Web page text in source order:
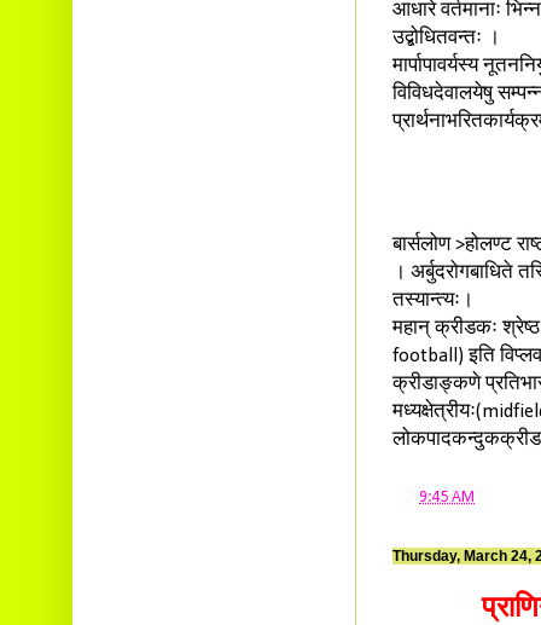
आधारे वर्तमानाः
उद्बोधितवन्तः ।
मार्पापावर्यस्य
विविधदेवालयेषु
बार्सलोण >होलण्ट
। अर्बुदरोगबाधिते
तस्यान्त्यः।
महान् क्रीडकः
football) इति
क्रीडाङ्कणे
9:45 AM
Thursday, March 24,